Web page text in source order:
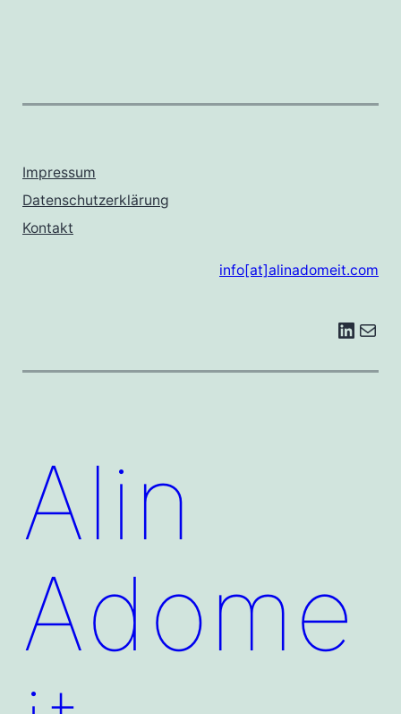
Impressum
Datenschutzerklärung
Kontakt
info[at]alinadomeit.com
LinkedIn E-Mail
Alin
Adome